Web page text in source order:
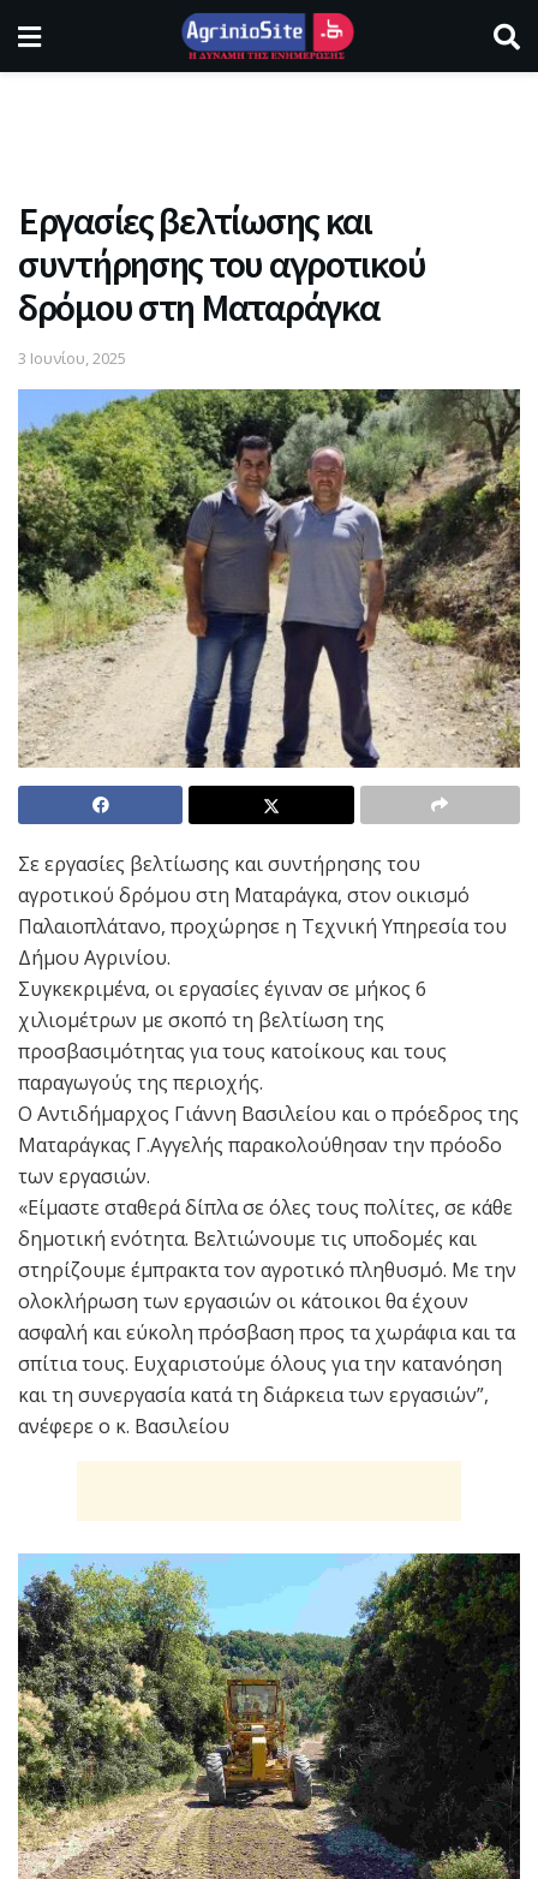
Εργασίες βελτίωσης και
συντήρησης του αγροτικού
δρόμου στη Ματαράγκα
3 Ιουνίου, 2025
Σε εργασίες βελτίωσης και συντήρησης του
αγροτικού δρόμου στη Ματαράγκα, στον οικισμό
Παλαιοπλάτανο, προχώρησε η Τεχνική Υπηρεσία του
Δήμου Αγρινίου.
Συγκεκριμένα, οι εργασίες έγιναν σε μήκος 6
χιλιομέτρων με σκοπό τη βελτίωση της
προσβασιμότητας για τους κατοίκους και τους
παραγωγούς της περιοχής.
Ο Αντιδήμαρχος Γιάννη Βασιλείου και ο πρόεδρος της
Ματαράγκας Γ.Αγγελής παρακολούθησαν την πρόοδο
των εργασιών.
«Είμαστε σταθερά δίπλα σε όλες τους πολίτες, σε κάθε
δημοτική ενότητα. Βελτιώνουμε τις υποδομές και
στηρίζουμε έμπρακτα τον αγροτικό πληθυσμό. Με την
ολοκλήρωση των εργασιών οι κάτοικοι θα έχουν
ασφαλή και εύκολη πρόσβαση προς τα χωράφια και τα
σπίτια τους. Ευχαριστούμε όλους για την κατανόηση
και τη συνεργασία κατά τη διάρκεια των εργασιών”,
ανέφερε ο κ. Βασιλείου